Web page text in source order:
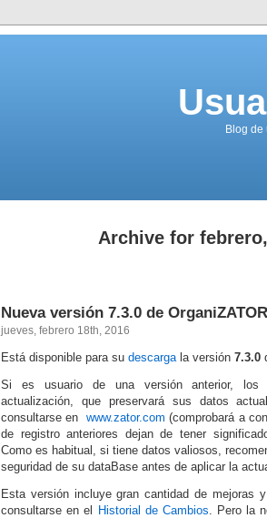
Blog de
Archive for
Nueva versión 7.3.0 de OrganiZATOR
jueves, febrero 18th, 2016
Está disponible para su descarga la versión 7.3.0
Si es usuario de una versión anterior, los
actualización, que preservará sus datos
consultarse en www.zator.com (comprobará a
de registro anteriores dejan de tener
Como es habitual, si tiene datos valiosos,
seguridad de su dataBase antes de aplicar la
Esta versión incluye gran cantidad de mejoras
consultarse en el
Historial de Cambios. Pero la